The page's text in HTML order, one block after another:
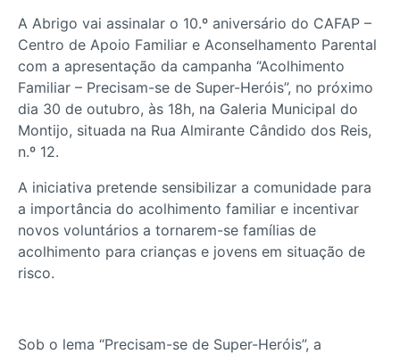
A Abrigo vai assinalar o 10.º aniversário do CAFAP –
Centro de Apoio Familiar e Aconselhamento Parental
com a apresentação da campanha “Acolhimento
Familiar – Precisam-se de Super-Heróis”, no próximo
dia 30 de outubro, às 18h, na Galeria Municipal do
Montijo, situada na Rua Almirante Cândido dos Reis,
n.º 12.
A iniciativa pretende sensibilizar a comunidade para
a importância do acolhimento familiar e incentivar
novos voluntários a tornarem-se famílias de
acolhimento para crianças e jovens em situação de
risco.
Sob o lema “Precisam-se de Super-Heróis”, a